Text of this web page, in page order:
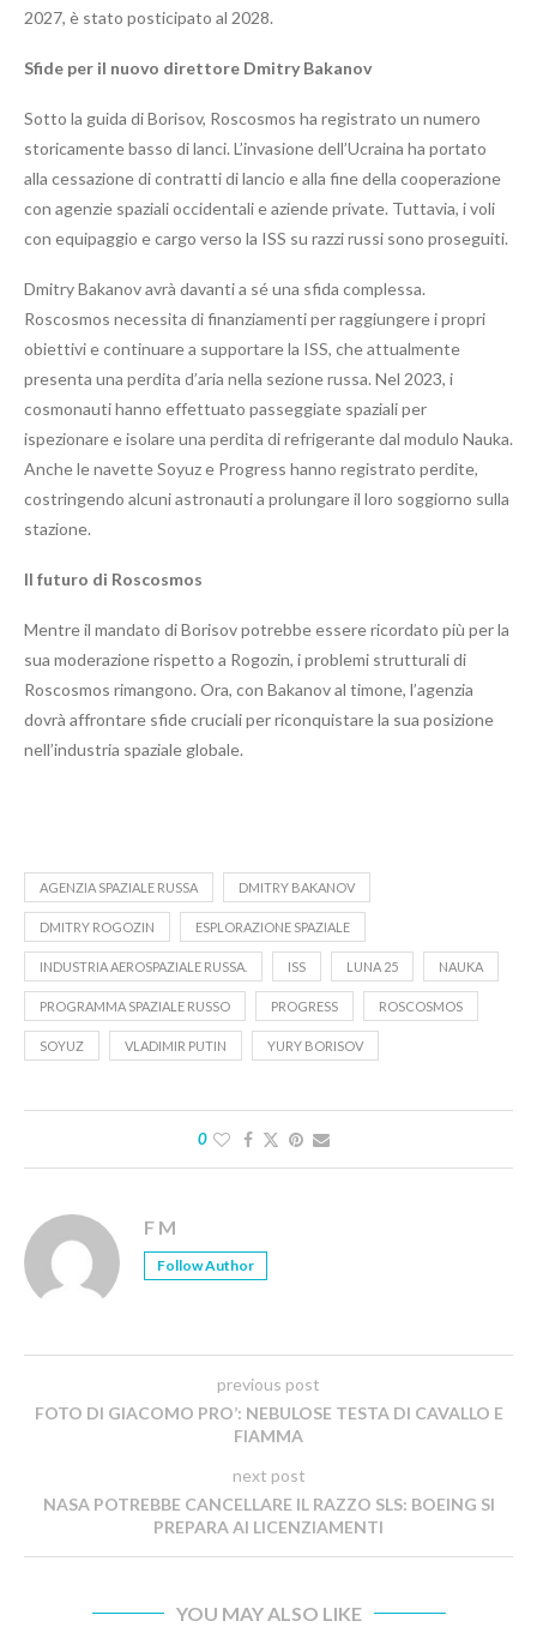
2027, è stato posticipato al 2028.
Sfide per il nuovo direttore Dmitry Bakanov
Sotto la guida di Borisov, Roscosmos ha registrato un numero
storicamente basso di lanci. L’invasione dell’Ucraina ha portato
alla cessazione di contratti di lancio e alla fine della cooperazione
con agenzie spaziali occidentali e aziende private. Tuttavia, i voli
con equipaggio e cargo verso la ISS su razzi russi sono proseguiti.
Dmitry Bakanov avrà davanti a sé una sfida complessa.
Roscosmos necessita di finanziamenti per raggiungere i propri
obiettivi e continuare a supportare la ISS, che attualmente
presenta una perdita d’aria nella sezione russa. Nel 2023, i
cosmonauti hanno effettuato passeggiate spaziali per
ispezionare e isolare una perdita di refrigerante dal modulo Nauka.
Anche le navette Soyuz e Progress hanno registrato perdite,
costringendo alcuni astronauti a prolungare il loro soggiorno sulla
stazione.
Il futuro di Roscosmos
Mentre il mandato di Borisov potrebbe essere ricordato più per la
sua moderazione rispetto a Rogozin, i problemi strutturali di
Roscosmos rimangono. Ora, con Bakanov al timone, l’agenzia
dovrà affrontare sfide cruciali per riconquistare la sua posizione
nell’industria spaziale globale.
AGENZIA SPAZIALE RUSSA DMITRY BAKANOV
DMITRY ROGOZIN ESPLORAZIONE SPAZIALE
INDUSTRIA AEROSPAZIALE RUSSA. ISS LUNA 25 NAUKA
PROGRAMMA SPAZIALE RUSSO PROGRESS ROSCOSMOS
SOYUZ VLADIMIR PUTIN YURY BORISOV
0
F M
Follow Author
previous post
FOTO DI GIACOMO PRO’: NEBULOSE TESTA DI CAVALLO E
FIAMMA
next post
NASA POTREBBE CANCELLARE IL RAZZO SLS: BOEING SI
PREPARA AI LICENZIAMENTI
YOU MAY ALSO LIKE